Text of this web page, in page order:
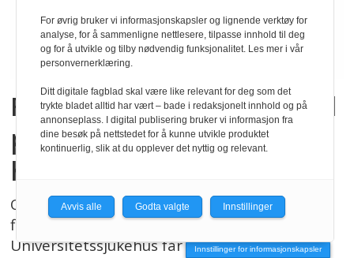
Fysioterapeutens rolle ved
poliklinikk for overvekt
hos barn og unge
Overvekt er et problem som rammer flere og
flere barn. Ved Haukeland
Universitetssjukehus får barn og unge med
Innstillinger for informasjonskapsler
For øvrig bruker vi informasjonskapsler og lignende verktøy for
analyse, for å sammenligne nettlesere, tilpasse innhold til deg
og for å utvikle og tilby nødvendig funksjonalitet. Les mer i vår
personvernerklæring.
Ditt digitale fagblad skal være like relevant for deg som det
trykte bladet alltid har vært – bade i redaksjonelt innhold og på
annonseplass. I digital publisering bruker vi informasjon fra
dine besøk på nettstedet for å kunne utvikle produktet
kontinuerlig, slik at du opplever det nyttig og relevant.
Avvis alle Godta valgte Innstillinger